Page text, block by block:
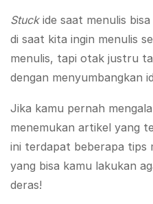
Stuckide saat menulis
di saat kita ingin menulis
menulis, tapi otak justru
dengan menyumbangkan
Jika kamu pernah
menemukan artikel yang
ini terdapat beberapa tips
yang bisa kamu lakukan
deras!